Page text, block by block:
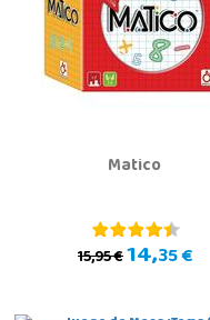
Matico
15,95 €14,35 €